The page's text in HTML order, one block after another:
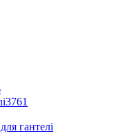
3761
гантелі